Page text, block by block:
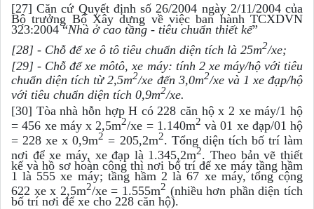
[27] Căn cứ Quyết định số 26/2004 ngày 2/11/2004 của
Bộ trưởng Bộ Xây dựng về việc ban hành TCXDVN
323:2004 “Nhà ở cao tầng - tiêu chuẩn thiết kế”
[28] - Chỗ để xe ô tô tiêu chuẩn diện tích là 25m2/xe;
[29] - Chỗ để xe môtô, xe máy: tính 2 xe máy/hộ với tiêu
chuẩn diện tích từ 2,5m2/xe đến 3,0m2/xe và 1 xe đạp/hộ
với tiêu chuẩn diện tích 0,9m2/xe.
[30] Tòa nhà hỗn hợp H có 228 căn hộ x 2 xe máy/1 hộ
= 456 xe máy x 2,5m2/xe = 1.140m2 và 01 xe đạp/01 hộ
= 228 xe x 0,9m2 = 205,2m2. Tổng diện tích bố trí làm
nơi để xe máy, xe đạp là 1.345,2m2. Theo bản vẽ thiết
kế và hồ sơ hoàn công thì nơi bố trí để xe máy tầng hầm
1 là 555 xe máy; tầng hầm 2 là 67 xe máy, tổng cộng
622 xe x 2,5m2/xe = 1.555m2 (nhiều hơn phần diện tích
bố trí nơi để xe cho 228 căn hộ).